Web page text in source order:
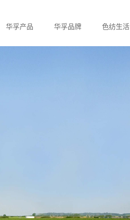
华孚产品 华孚品牌 色纺生活